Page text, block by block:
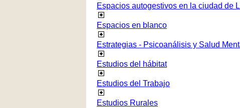
Espacios autogestivos en la ciudad de
Espacios en blanco
Estrategias - Psicoanálisis y Salud
Estudios del hábitat
Estudios del Trabajo
Estudios Rurales